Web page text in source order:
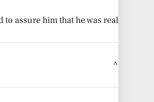
to assure him that he was real
^